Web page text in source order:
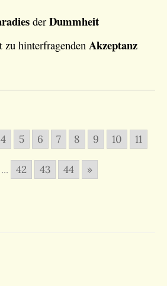
der Dummheit
hinterfragenden Akzeptanz
4 5 6 7 8 9 10 11
... 42 43 44 »